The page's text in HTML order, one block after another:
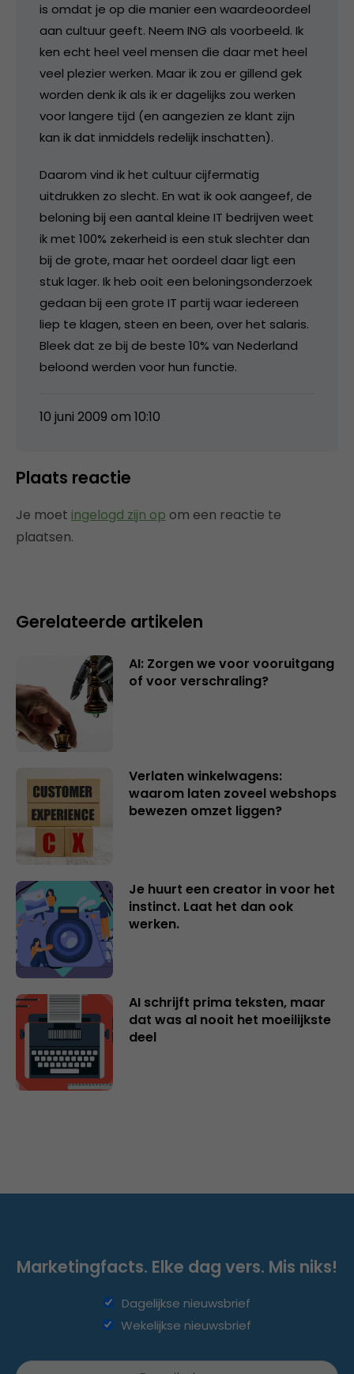
is omdat je op die manier een waardeoordeel
aan cultuur geeft. Neem ING als voorbeeld. Ik
ken echt heel veel mensen die daar met heel
veel plezier werken. Maar ik zou er gillend gek
worden denk ik als ik er dagelijks zou werken
voor langere tijd (en aangezien ze klant zijn
kan ik dat inmiddels redelijk inschatten).
Daarom vind ik het cultuur cijfermatig
uitdrukken zo slecht. En wat ik ook aangeef, de
beloning bij een aantal kleine IT bedrijven weet
ik met 100% zekerheid is een stuk slechter dan
bij de grote, maar het oordeel daar ligt een
stuk lager. Ik heb ooit een beloningsonderzoek
gedaan bij een grote IT partij waar iedereen
liep te klagen, steen en been, over het salaris.
Bleek dat ze bij de beste 10% van Nederland
beloond werden voor hun functie.
10 juni 2009 om 10:10
Plaats reactie
Je moet ingelogd zijn op om een reactie te
plaatsen.
Gerelateerde artikelen
AI: Zorgen we voor vooruitgang
of voor verschraling?
Verlaten winkelwagens:
waarom laten zoveel webshops
bewezen omzet liggen?
Je huurt een creator in voor het
instinct. Laat het dan ook
werken.
AI schrijft prima teksten, maar
dat was al nooit het moeilijkste
deel
Marketingfacts. Elke dag vers. Mis niks!
Dagelijkse nieuwsbrief
Wekelijkse nieuwsbrief